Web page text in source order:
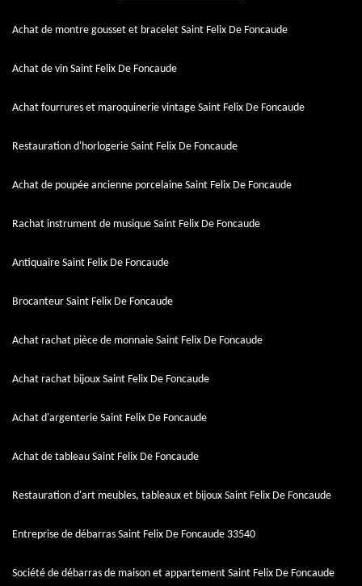
Achat de montre gousset et bracelet Saint Felix De Foncaude
Achat de vin Saint Felix De Foncaude
Achat fourrures et maroquinerie vintage Saint Felix De Foncaude
Restauration d'horlogerie Saint Felix De Foncaude
Achat de poupée ancienne porcelaine Saint Felix De Foncaude
Rachat instrument de musique Saint Felix De Foncaude
Antiquaire Saint Felix De Foncaude
Brocanteur Saint Felix De Foncaude
Achat rachat pièce de monnaie Saint Felix De Foncaude
Achat rachat bijoux Saint Felix De Foncaude
Achat d'argenterie Saint Felix De Foncaude
Achat de tableau Saint Felix De Foncaude
Restauration d'art meubles, tableaux et bijoux Saint Felix De Foncaude
Entreprise de débarras Saint Felix De Foncaude 33540
Société de débarras de maison et appartement Saint Felix De Foncaude